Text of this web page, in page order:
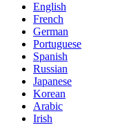
English
French
German
Portuguese
Spanish
Russian
Japanese
Korean
Arabic
Irish